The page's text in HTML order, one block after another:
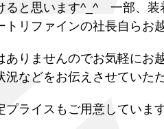
ると思います^_^ 一部、装
トリファインの社長自らお
ありませんのでお気軽にお
況などをお伝えさせていた
プライスもご用意していま